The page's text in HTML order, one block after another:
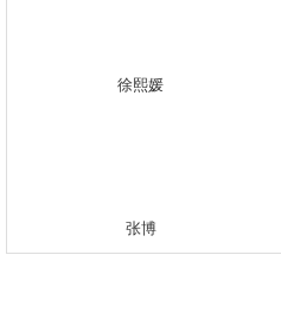
徐熙媛
张博